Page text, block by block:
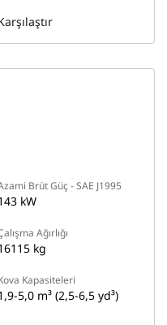
Brüt Güç - SAE J1995
kW
Ağırlığı
kg
Kapasiteleri
5,0 m³ (2,5-6,5 yd³)